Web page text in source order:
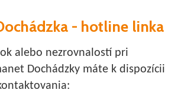
- hotline linka
alebo nezrovnalostí pri
Dochádzky máte k dispozícii